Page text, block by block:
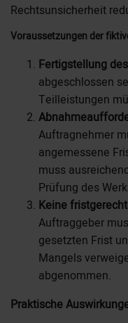
Rechtsunsicherheit
Voraussetzungen der
Fertigstellung
abgeschlossen
Teilleistungen
Auftragnehmer
angemessene
muss
Prüfung des
Keine
Auftraggeber
gesetzten Frist
Mangels
abgenommen.
Praktische